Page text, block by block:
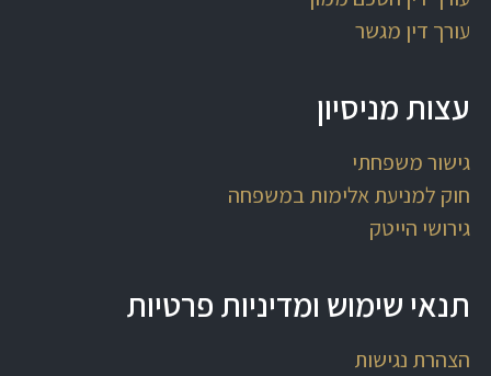
עורך דין מגשר
עצות מניסיון
גישור משפחתי
חוק למניעת אלימות במשפחה
גירושי הייטק
תנאי שימוש ומדיניות פרטיות
הצהרת נגישות